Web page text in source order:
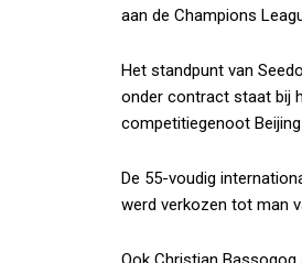
aan de Champions
Het standpunt van
onder contract staat bij
competitiegenoot Beijing
De 55-voudig
werd verkozen tot man